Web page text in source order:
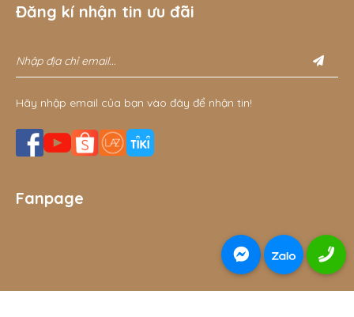
Đăng kí nhận tin ưu đãi
Hãy nhập email của bạn vào đây để nhận tin!
Fanpage